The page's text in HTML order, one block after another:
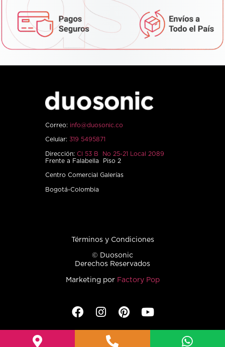
Correo: info@duosonic.co
Celular: 319 5495871
Dirección: Cl 53 B No 25-21 Local 2089
Frente a Falabella Piso 2
Centro Comercial Galerías
Bogotá-Colombia
Términos y Condiciones
© Duosonic
Derechos Reservados
Marketing por Factory Pop